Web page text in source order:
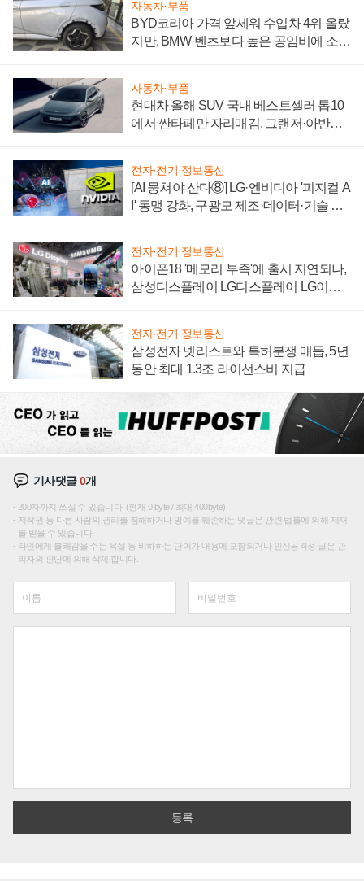
자동차·부품
BYD코리아 가격 앞세워 수입차 4위 올랐
지만, BMW·벤츠보다 높은 공임비에 소비
자동차·부품
현대차 올해 SUV 국내 베스트셀러 톱10
에서 싼타페만 자리매김, 그랜저·아반떼
전자·전기·정보통신
[AI 뭉쳐야 산다⑧] LG·엔비디아 '피지컬 A
I' 동맹 강화, 구광모 제조·데이터·기술 결
전자·전기·정보통신
아이폰18 '메모리 부족'에 출시 지연되나,
삼성디스플레이 LG디스플레이 LG이노
전자·전기·정보통신
삼성전자 넷리스트와 특허분쟁 매듭, 5년
동안 최대 1.3조 라이선스비 지급
기사댓글0개
200자까지 쓰실 수 있습니다. (현재 0 byte / 최대 400byte)
저작권 등 다른 사람의 권리를 침해하거나 명예를 훼손하는 댓글은 관련 법률에 의해 제재
를 받을 수 있습니다.
타인에게 불쾌감을 주는 욕설 등 비하하는 단어가 내용에 포함되거나 인신공격성 글은 관
리자의 판단에 의해 삭제 합니다.